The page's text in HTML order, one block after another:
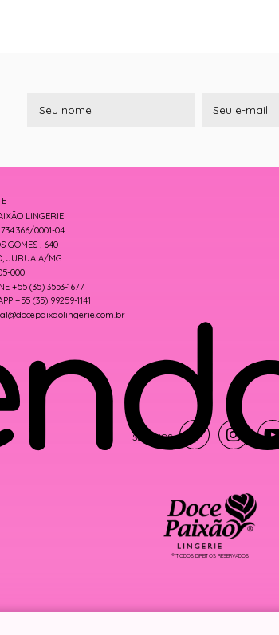
LINGERIE
0001-04
GOMES , 640
JURUAIA/MG
000
+55 (35) 3553-1677
+55 (35) 99259-1141
® TODOS DIREITOS RESERVADOS